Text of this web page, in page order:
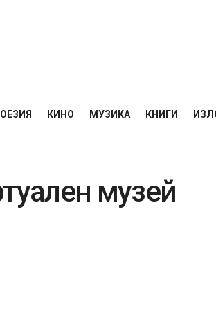
КИНО МУЗИКА КНИГИ
музей